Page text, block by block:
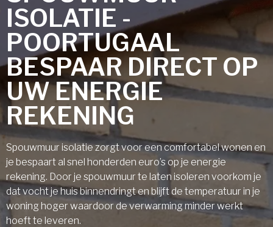
ISOLATIE -
POORTUGAAL
BESPAAR DIRECT OP
UW ENERGIE
REKENING
Spouwmuur isolatie zorgt voor een comfortabel wonen en
je bespaart al snel honderden euro’s op je energie
rekening. Door je spouwmuur te laten isoleren voorkom je
dat vocht je huis binnendringt en blijft de temperatuur in je
woning hoger waardoor de verwarming minder werkt
hoeft te leveren.